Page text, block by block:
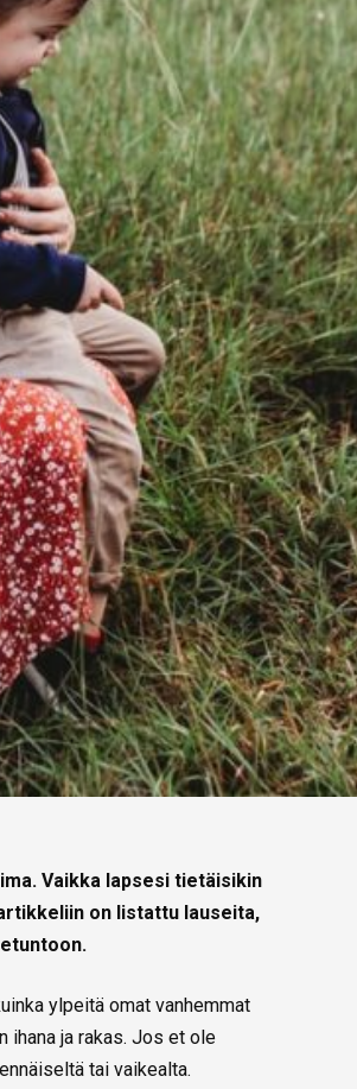
Vaikka lapsesi tietäisikin
on listattu lauseita,
ylpeitä omat vanhemmat
ihana ja rakas. Jos et ole
tai vaikealta.